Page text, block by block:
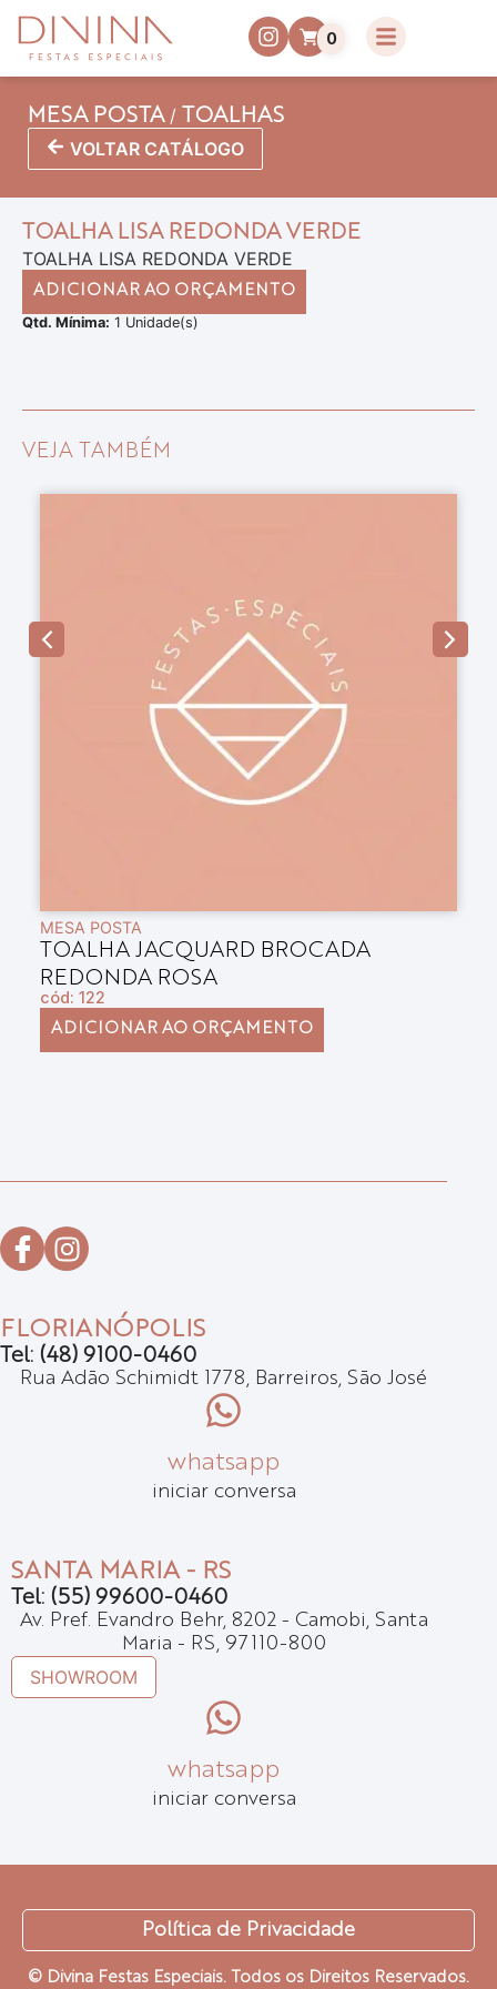
0
MESA POSTA/ TOALHAS
VOLTAR CATÁLOGO
TOALHA LISA REDONDA VERDE
TOALHA LISA REDONDA VERDE
ADICIONAR AO ORÇAMENTO
Qtd. Mínima: 1 Unidade(s)
VEJA TAMBÉM
MESA POSTA
TOALHA JACQUARD BROCADA
REDONDA ROSA
cód: 122
ADICIONAR AO ORÇAMENTO
FLORIANÓPOLIS
Tel: (48) 9100-0460
Rua Adão Schimidt 1778, Barreiros, São José
whatsapp
iniciar conversa
SANTA MARIA - RS
Tel: (55) 99600-0460
Av. Pref. Evandro Behr, 8202 - Camobi, Santa
Maria - RS, 97110-800
SHOWROOM
whatsapp
iniciar conversa
© Divina Festas Especiais. Todos os Direitos Reservados.
Política de Privacidade